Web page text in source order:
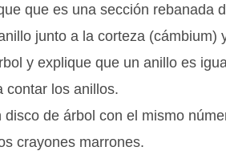
que es una sección rebanada
junto a la corteza
y explique que un anillo es
contar los anillos.
de árbol con el mismo
crayones marrones.